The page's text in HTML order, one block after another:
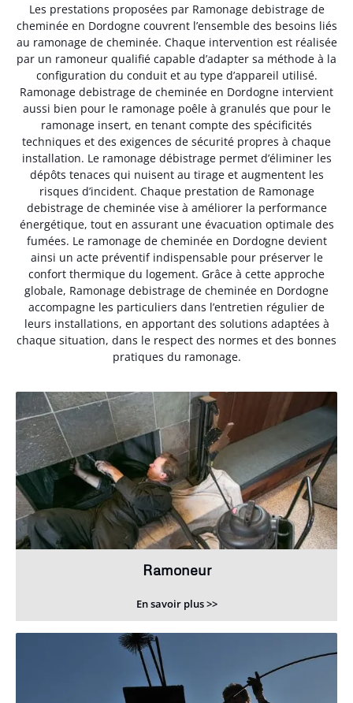
Les prestations proposées par Ramonage debistrage de
cheminée en Dordogne couvrent l’ensemble des besoins liés
au ramonage de cheminée. Chaque intervention est réalisée
par un ramoneur qualifié capable d’adapter sa méthode à la
configuration du conduit et au type d’appareil utilisé.
Ramonage debistrage de cheminée en Dordogne intervient
aussi bien pour le ramonage poêle à granulés que pour le
ramonage insert, en tenant compte des spécificités
techniques et des exigences de sécurité propres à chaque
installation. Le ramonage débistrage permet d’éliminer les
dépôts tenaces qui nuisent au tirage et augmentent les
risques d’incident. Chaque prestation de Ramonage
debistrage de cheminée vise à améliorer la performance
énergétique, tout en assurant une évacuation optimale des
fumées. Le ramonage de cheminée en Dordogne devient
ainsi un acte préventif indispensable pour préserver le
confort thermique du logement. Grâce à cette approche
globale, Ramonage debistrage de cheminée en Dordogne
accompagne les particuliers dans l’entretien régulier de
leurs installations, en apportant des solutions adaptées à
chaque situation, dans le respect des normes et des bonnes
pratiques du ramonage.
Ramoneur
En savoir plus >>